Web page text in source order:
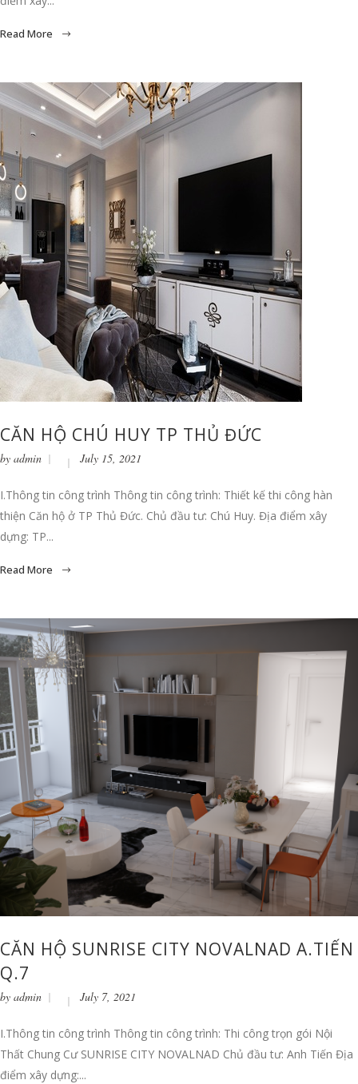
Read More
CĂN HỘ CHÚ HUY TP THỦ ĐỨC
by admin July 15, 2021
I.Thông tin công trình Thông tin công trình: Thiết kế thi công hàn
thiện Căn hộ ở TP Thủ Đức. Chủ đầu tư: Chú Huy. Địa điểm xây
dựng: TP...
Read More
CĂN HỘ SUNRISE CITY NOVALNAD A.TIẾN
Q.7
by admin July 7, 2021
I.Thông tin công trình Thông tin công trình: Thi công trọn gói Nội
Thất Chung Cư SUNRISE CITY NOVALNAD Chủ đầu tư: Anh Tiến Địa
điểm xây dựng:...